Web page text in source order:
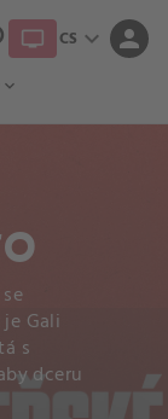
expand_more
CS expand_more person
Gali
s
dceru